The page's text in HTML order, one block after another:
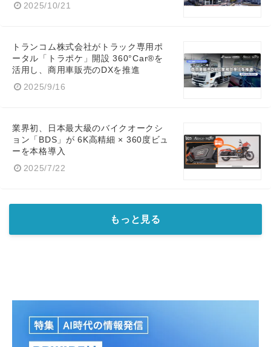
2025/10/21
トランコム株式会社がトラック専用ポ
ータル「トラポケ」開設 360°Car®を
活用し、商用車販売のDXを推進
2025/9/16
業界初、日本最大級のバイクオークシ
ョン「BDS」が 6K高精細 × 360度ビュ
ーを本格導入
2025/7/22
もっと見る